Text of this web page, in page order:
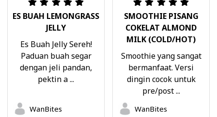
ES BUAH LEMONGRASS
JELLY
Es Buah Jelly Sereh!
Paduan buah segar
dengan jeli pandan,
pektin a ...
WanBites
SMOOTHIE PISANG
COKELAT ALMOND
MILK (COLD/HOT)
Smoothie yang sangat
bermanfaat. Versi
dingin cocok untuk
pre/post ...
WanBites